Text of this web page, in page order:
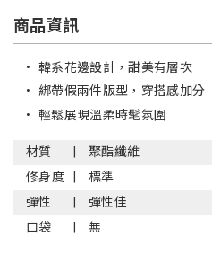
商品資訊
• 韓系花邊設計，甜美有層次
• 綁帶假兩件版型，穿搭感加分
• 輕鬆展現溫柔時髦氛圍
材質
聚酯纖維
修身度
標準
彈性
彈性佳
口袋
無